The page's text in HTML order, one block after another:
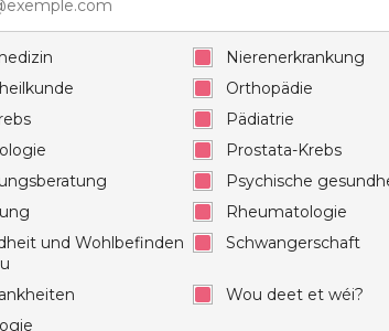
und Wohlbefinden
Nierenerkrankung
Orthopädie
Pädiatrie
Prostata-Krebs
Psychische
Rheumatologie
Schwangerschaft
Wou deet et wéi?